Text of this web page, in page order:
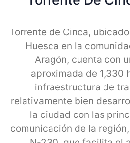
Torrente de Cinca,
Huesca en la
Aragón, cuenta con
aproximada de 1,330
infraestructura de
relativamente bien
la ciudad con las
comunicación de la